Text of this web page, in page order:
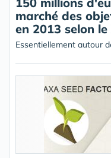
marché des
en 2013 selon le
Essentiellement autour